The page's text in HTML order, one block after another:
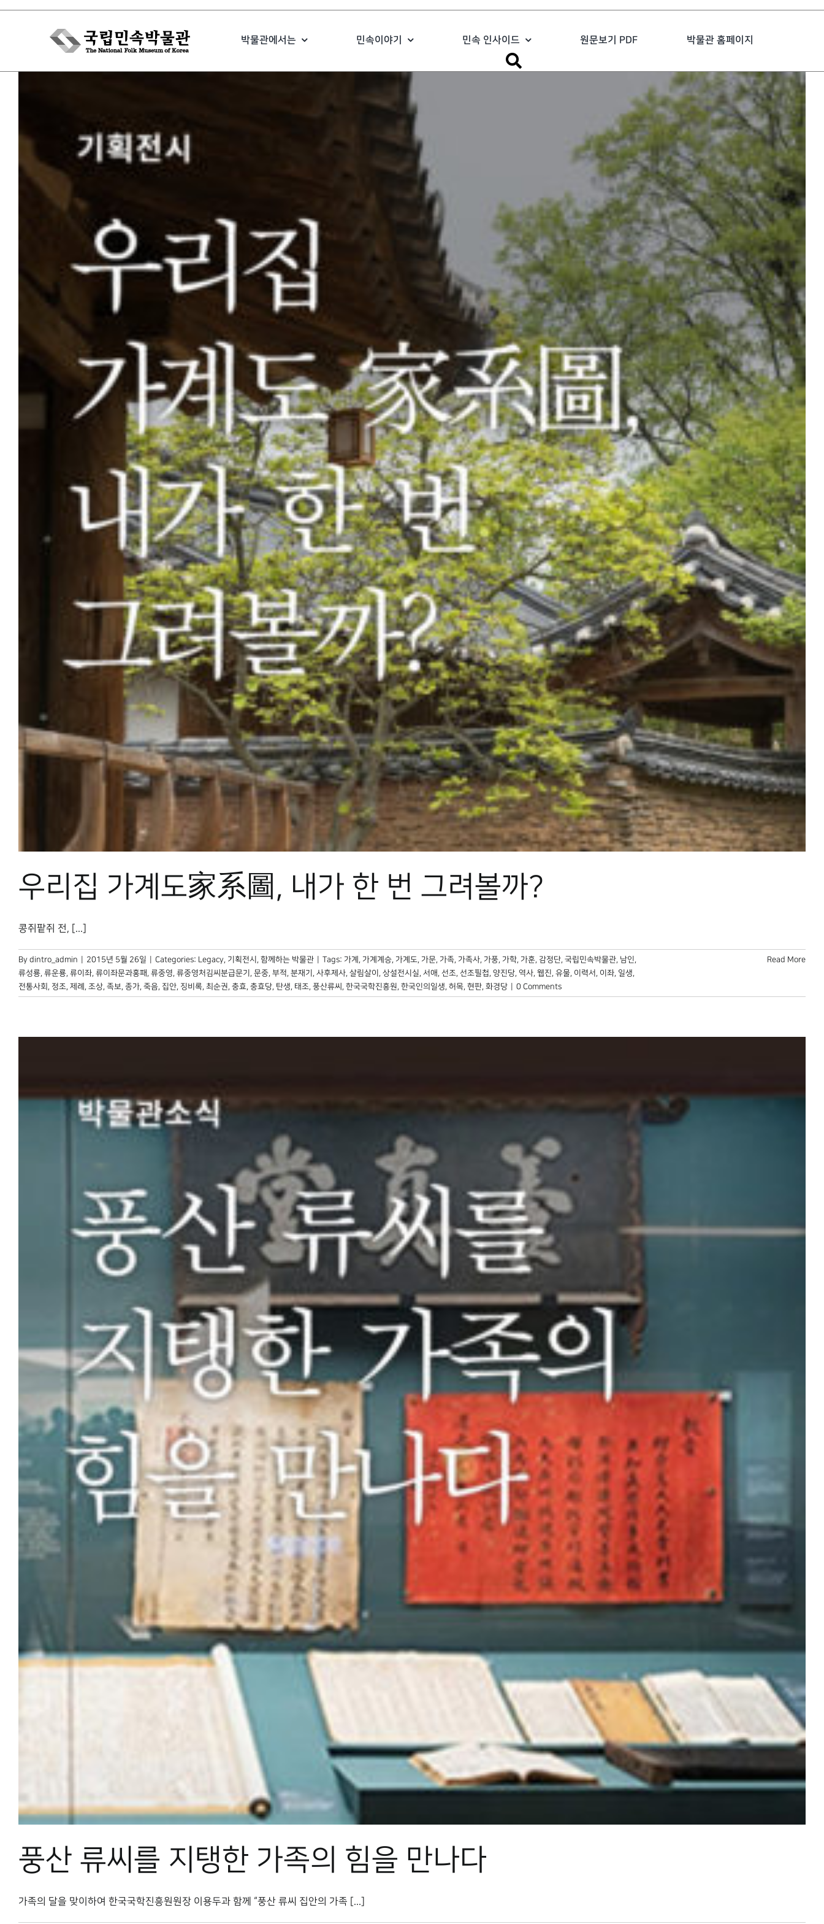
Skip
박물관에서는 민속이야기 민속 인사이드 원문보기 PDF 박물관 홈페이지
우리집 가계도家系圖, 내가 한 번 그려볼까?
콩쥐팥쥐 전, [...]
By dintro_admin 2015년 5월 26일 Categories: Legacy, 기획전시 , 함께하는 박물관 Tags: 가계 , 가계계승, 가계도, 가문, 가족, 가족사, 가풍, 가학, 가훈, 감정단, 국립민속박물관, 남인,
류성룡, 류운룡, 류이좌, 류이좌문과홍패 , 류중영, 류중영처김씨분급문기 , 문중, 부적, 분재기 , 사후제사, 살림살이 , 상설전시실, 서애 , 선조, 선조필첩, 양진당, 역사, 웹진, 유물, 이력서 , 이좌, 일생,
전통사회 , 정조, 제례 , 조상, 족보, 종가, 죽음, 집안, 징비록, 최순권, 충효, 충효당, 탄생, 태조, 풍산류씨 , 한국국학진흥원, 한국인의일생, 허목, 현판, 화경당 0 Comments
Read More
풍산 류씨를 지탱한 가족의 힘을 만나다
가족의 달을 맞이하여 한국국학진흥원원장 이용두과 함께 “풍산 류씨 집안의 가족 [...]